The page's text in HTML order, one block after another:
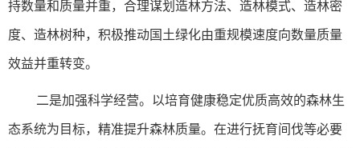
持数量和质量并重，合理谋划造林方法、造林模式、造林密
度、造林树种，积极推动国土绿化由重规模速度向数量质量
效益并重转变。
二是加强科学经营。以培育健康稳定优质高效的森林生
态系统为目标，精准提升森林质量。在进行抚育间伐等必要